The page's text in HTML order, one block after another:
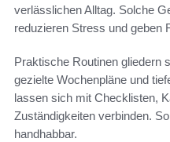
verlässlichen Alltag. Solche
reduzieren Stress und geben
Praktische Routinen gliedern
gezielte Wochenpläne und
lassen sich mit Checklisten,
Zuständigkeiten verbinden.
handhabbar.